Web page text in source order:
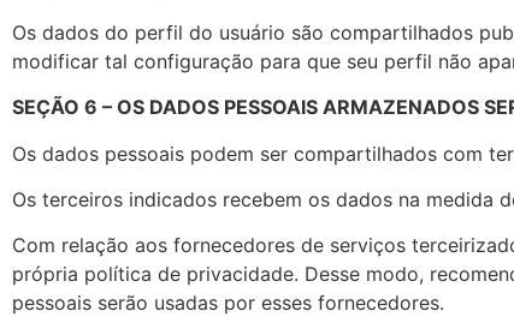
Os dados do perfil do usuário são compartilhados
modificar tal configuração para que seu perfil não
SEÇÃO 6 – OS DADOS PESSOAIS ARMAZENADOS
Os dados pessoais podem ser compartilhados com
Os terceiros indicados recebem os dados na medida
Com relação aos fornecedores de serviços
própria política de privacidade. Desse modo,
pessoais serão usadas por esses fornecedores.